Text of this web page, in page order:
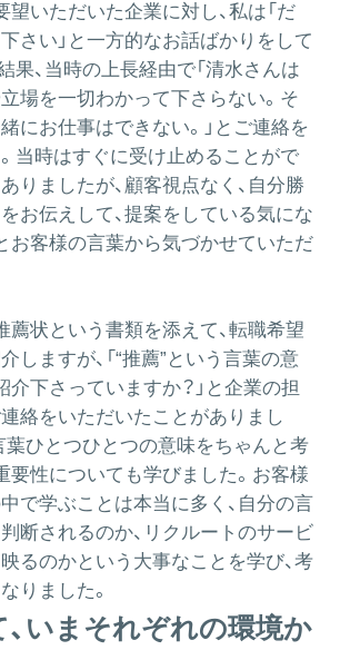
望いただいた企業に対し、私は「だ
さい」と一方的なお話ばかりをして
果、当時の上長経由で「清水さんは
場を一切わかって下さらない。そ
にお仕事はできない。」とご連絡を
当時はすぐに受け止めることがで
りましたが、顧客視点なく、自分勝
お伝えして、提案をしている気にな
お客様の言葉から気づかせていただ
薦状という書類を添えて、転職希望
しますが、「“推薦”という言葉の意
介下さっていますか？」と企業の担
絡をいただいたことがありまし
葉ひとつひとつの意味をちゃんと考
要性についても学びました。お客様
で学ぶことは本当に多く、自分の言
断されるのか、リクルートのサービ
るのかという大事なことを学び、考
りました。
いまそれぞれの環境か